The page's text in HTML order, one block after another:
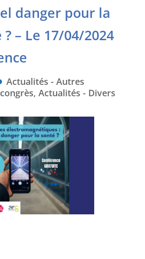
danger pour la
– Le 17/04/2024
Actualités - Autres
, Actualités - Divers